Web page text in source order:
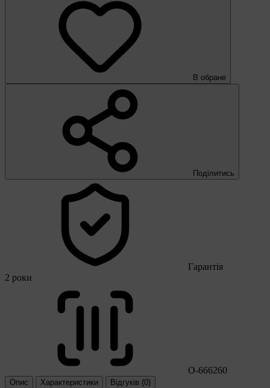
В обране
Поділитись
Гарантія
2 роки
O-666260
Опис Характеристики Відгуків (0)